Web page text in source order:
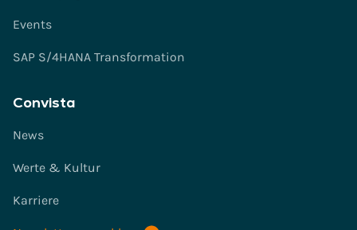
Events
SAP S/4HANA Transformation
Convista
News
Werte & Kultur
Karriere